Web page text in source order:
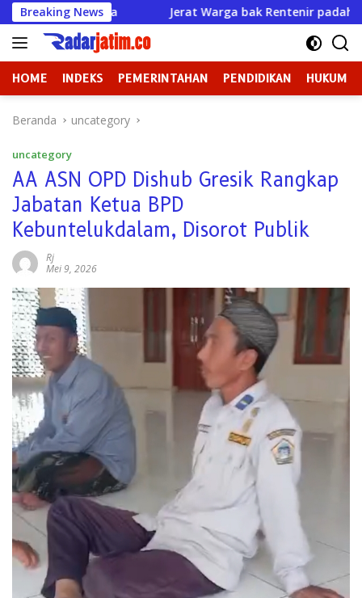
Langsung
ke
konten
Breaking NewsJerat Warga bak Rentenir padahal Izin Sudah
HOME INDEKS PEMERINTAHAN PENDIDIKAN HUKUM
Beranda uncategory
uncategory
AA ASN OPD Dishub Gresik Rangkap
Jabatan Ketua BPD
Kebuntelukdalam, Disorot Publik
Rj
Mei 9, 2026